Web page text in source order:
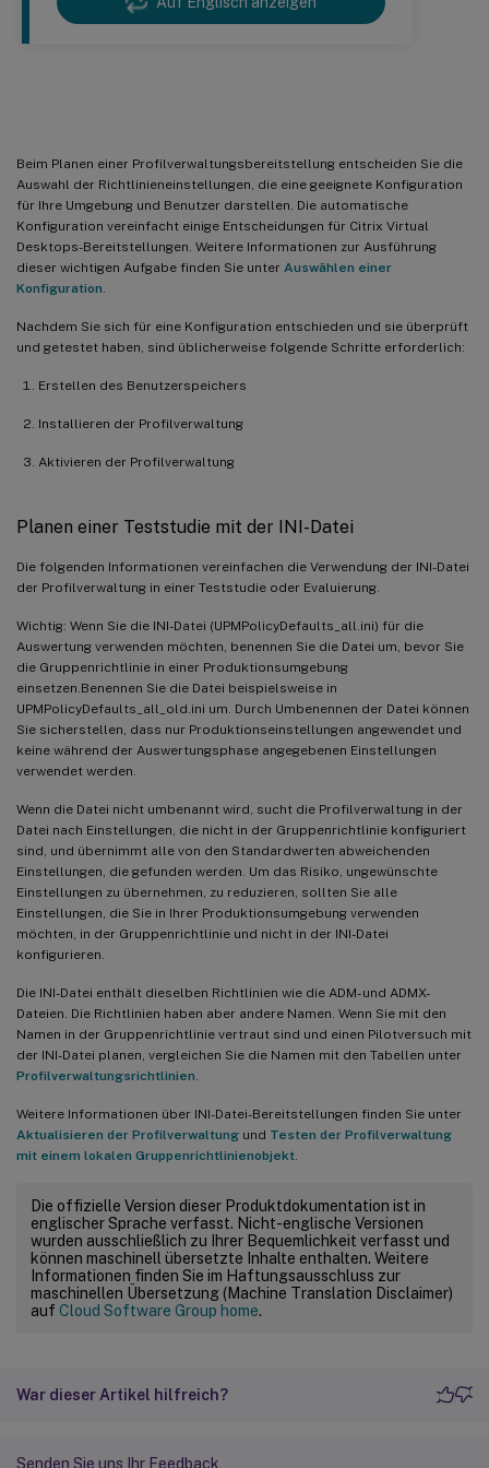
Beim Planen einer Profilverwaltungsbereitstellung entscheiden Sie die
Auswahl der Richtlinieneinstellungen, die eine geeignete Konfiguration
für Ihre Umgebung und Benutzer darstellen. Die automatische
Konfiguration vereinfacht einige Entscheidungen für Citrix Virtual
Desktops-Bereitstellungen. Weitere Informationen zur Ausführung
dieser wichtigen Aufgabe finden Sie unter Auswählen einer
Konfiguration
Nachdem Sie sich für eine Konfiguration entschieden und sie überprüft
und getestet haben, sind üblicherweise folgende Schritte erforderlich:
Erstellen des Benutzerspeichers
Installieren der Profilverwaltung
Aktivieren der Profilverwaltung
Planen einer Teststudie mit der INI-Datei
Die folgenden Informationen vereinfachen die Verwendung der INI-Datei
der Profilverwaltung in einer Teststudie oder Evaluierung.
Wichtig: Wenn Sie die INI-Datei (UPMPolicyDefaults_all.ini) für die
Auswertung verwenden möchten, benennen Sie die Datei um, bevor Sie
die Gruppenrichtlinie in einer Produktionsumgebung
einsetzen.Benennen Sie die Datei beispielsweise in
UPMPolicyDefaults_all_old.ini um. Durch Umbenennen der Datei können
Sie sicherstellen, dass nur Produktionseinstellungen angewendet und
keine während der Auswertungsphase angegebenen Einstellungen
verwendet werden.
Wenn die Datei nicht umbenannt wird, sucht die Profilverwaltung in der
Datei nach Einstellungen, die nicht in der Gruppenrichtlinie konfiguriert
sind, und übernimmt alle von den Standardwerten abweichenden
Einstellungen, die gefunden werden. Um das Risiko, ungewünschte
Einstellungen zu übernehmen, zu reduzieren, sollten Sie alle
Einstellungen, die Sie in Ihrer Produktionsumgebung verwenden
möchten, in der Gruppenrichtlinie und nicht in der INI-Datei
konfigurieren.
Die INI-Datei enthält dieselben Richtlinien wie die ADM- und ADMX-
Dateien. Die Richtlinien haben aber andere Namen. Wenn Sie mit den
Namen in der Gruppenrichtlinie vertraut sind und einen Pilotversuch mit
der INI-Datei planen, vergleichen Sie die Namen mit den Tabellen unter
Profilverwaltungsrichtlinien
Weitere Informationen über INI-Datei-Bereitstellungen finden Sie unter
Aktualisieren der Profilverwaltung und Testen der Profilverwaltung
mit einem lokalen Gruppenrichtlinienobjekt
Die offizielle Version dieser Produktdokumentation ist in
englischer Sprache verfasst. Nicht-englische Versionen
wurden ausschließlich zu Ihrer Bequemlichkeit verfasst und
können maschinell übersetzte Inhalte enthalten. Weitere
Informationen finden Sie im Haftungsausschluss zur
maschinellen Übersetzung (Machine Translation Disclaimer)
auf Cloud Software Group home.
War dieser Artikel hilfreich?
Senden Sie uns Ihr Feedback